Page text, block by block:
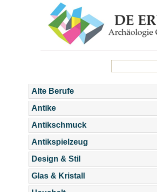
Alte Berufe
Antike
Antikschmuck
Antikspielzeug
Design & Stil
Glas & Kristall